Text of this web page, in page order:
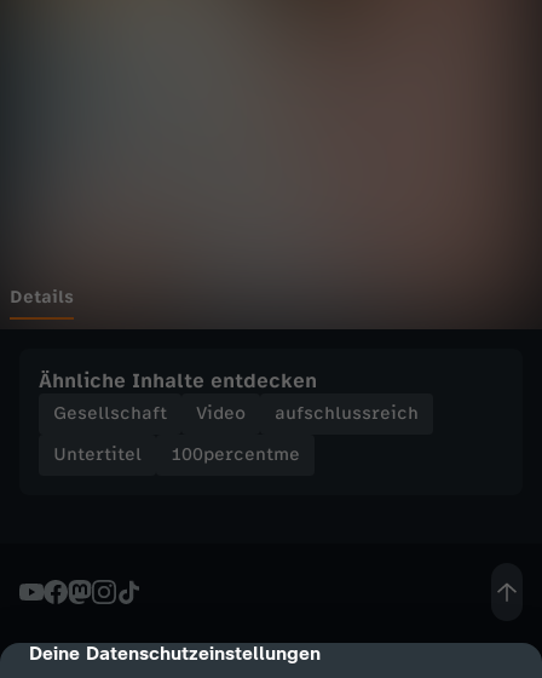
cmp-dialog-description
Deine Datenschutzeinstellungen
-
B
e
n
d
Details
Ähnliche Inhalte entdecken
Gesellschaft Video
aufschlussreich
Untertitel
100percentme